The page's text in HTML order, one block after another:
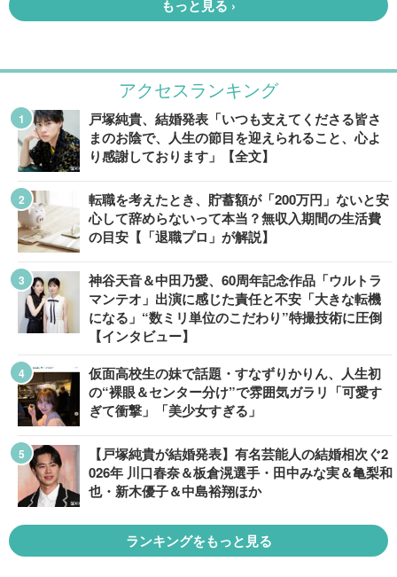
アクセスランキング
戸塚純貴、結婚発表「いつも支えてくださる皆さ
まのお陰で、人生の節目を迎えられること、心よ
り感謝しております」【全文】
転職を考えたとき、貯蓄額が「200万円」ないと安
心して辞めらないって本当？無収入期間の生活費
の目安【「退職プロ」が解説】
神谷天音＆中田乃愛、60周年記念作品「ウルトラ
マンテオ」出演に感じた責任と不安「大きな転機
になる」“数ミリ単位のこだわり”特撮技術に圧倒
【インタビュー】
仮面高校生の妹で話題・すなずりかりん、人生初
の“裸眼＆センター分け”で雰囲気ガラリ「可愛す
ぎて衝撃」「美少女すぎる」
【戸塚純貴が結婚発表】有名芸能人の結婚相次ぐ2
026年 川口春奈＆板倉滉選手・田中みな実＆亀梨和
也・新木優子＆中島裕翔ほか
ランキングをもっと見る